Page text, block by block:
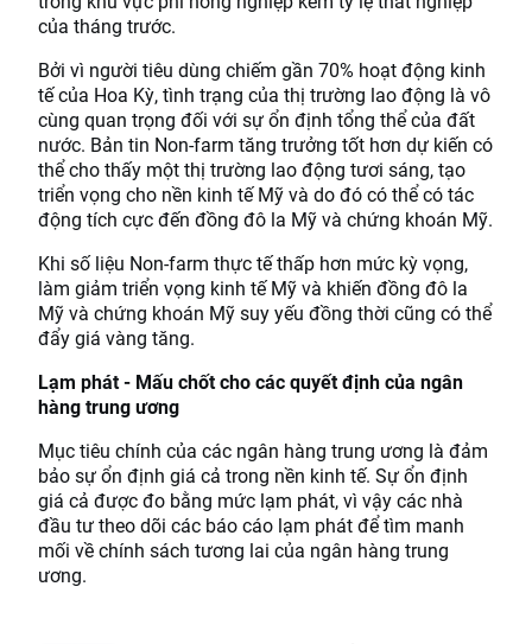
của tháng trước.
Bởi vì người tiêu dùng chiếm gần 70% hoạt động kinh
tế của Hoa Kỳ, tình trạng của thị trường lao động là vô
cùng quan trọng đối với sự ổn định tổng thể của đất
nước. Bản tin Non-farm tăng trưởng tốt hơn dự kiến ​​có
thể cho thấy một thị trường lao động tươi sáng, tạo
triển vọng cho nền kinh tế Mỹ và do đó có thể có tác
động tích cực đến đồng đô la Mỹ và chứng khoán Mỹ.
Khi số liệu Non-farm thực tế thấp hơn mức kỳ vọng,
làm giảm triển vọng kinh tế Mỹ và khiến đồng đô la
Mỹ và chứng khoán Mỹ suy yếu đồng thời cũng có thể
đẩy giá vàng tăng.
Lạm phát - Mấu chốt cho các quyết định của ngân
hàng trung ương
Mục tiêu chính của các ngân hàng trung ương là đảm
bảo sự ổn định giá cả trong nền kinh tế. Sự ổn định
giá cả được đo bằng mức lạm phát, vì vậy các nhà
đầu tư theo dõi các báo cáo lạm phát để tìm manh
mối về chính sách tương lai của ngân hàng trung
ương.